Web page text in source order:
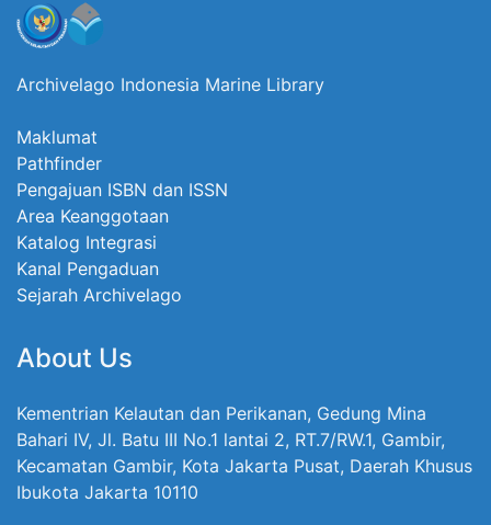
Archivelago Indonesia Marine Library
Maklumat
Pathfinder
Pengajuan ISBN dan ISSN
Area Keanggotaan
Katalog Integrasi
Kanal Pengaduan
Sejarah Archivelago
About Us
Kementrian Kelautan dan Perikanan, Gedung Mina
Bahari IV, Jl. Batu III No.1 lantai 2, RT.7/RW.1, Gambir,
Kecamatan Gambir, Kota Jakarta Pusat, Daerah Khusus
Ibukota Jakarta 10110